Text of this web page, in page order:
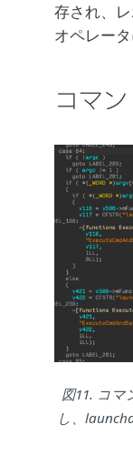
存され、
オペレータ
コマン
図11. コマ
し、